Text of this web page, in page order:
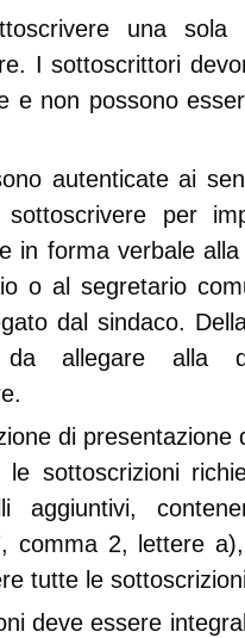
una sola
I sottoscrittori
e non possono
autenticate ai
per
in forma verbale
o al segretario
dal sindaco.
allegare alla
di presentazione
sottoscrizioni
comma 2, lettere
tutte le
deve essere